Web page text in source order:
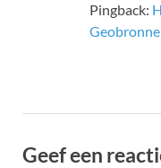
Pingback:
Geef een